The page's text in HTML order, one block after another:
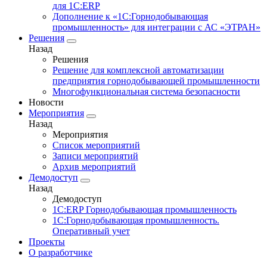
для 1С:ERP
Дополнение к «1С:Горнодобывающая
промышленность» для интеграции с АС «ЭТРАН»
Решения
Назад
Решения
Решение для комплексной автоматизации
предприятия горнодобывающей промышленности
Многофункциональная система безопасности
Новости
Мероприятия
Назад
Мероприятия
Список мероприятий
Записи мероприятий
Архив мероприятий
Демодоступ
Назад
Демодоступ
1С:ERP Горнодобывающая промышленность
1С:Горнодобывающая промышленность.
Оперативный учет
Проекты
О разработчике